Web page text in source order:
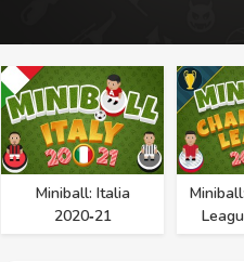
Miniball: Italia
2020‑21